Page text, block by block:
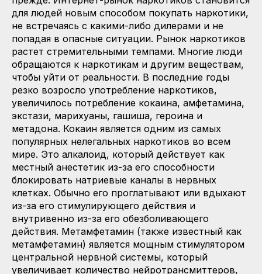
для людей новым способом покупать наркотики,
не встречаясь с какими-либо дилерами и не
попадая в опасные ситуации. Рынок наркотиков
растет стремительными темпами. Многие люди
обращаются к наркотикам и другим веществам,
чтобы уйти от реальности. В последние годы
резко возросло употребление наркотиков,
увеличилось потребление кокаина, амфетамина,
экстази, марихуаны, гашиша, героина и
метадона. Кокаин является одним из самых
популярных нелегальных наркотиков во всем
мире. Это алкалоид, который действует как
местный анестетик из-за его способности
блокировать натриевые каналы в нервных
клетках. Обычно его проглатывают или вдыхают
из-за его стимулирующего действия и
внутривенно из-за его обезболивающего
действия. Метамфетамин (также известный как
метамфетамин) является мощным стимулятором
центральной нервной системы, который
увеличивает количество нейротрансмиттеров,